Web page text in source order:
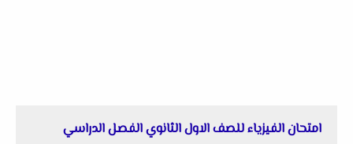
امتحان الفيزياء للصف الاول الثانوي الفصل الدراسي